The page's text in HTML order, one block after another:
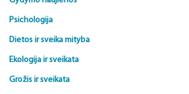
Psichologija
Dietos ir sveika mityba
Ekologija ir sveikata
Grožis ir sveikata